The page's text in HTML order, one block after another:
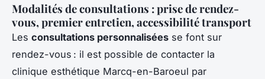
Modalités de consultations : prise de rendez-
vous, premier entretien, accessibilité transport
Les consultations personnalisées se font sur
rendez-vous : il est possible de contacter la
clinique esthétique Marcq-en-Baroeul par